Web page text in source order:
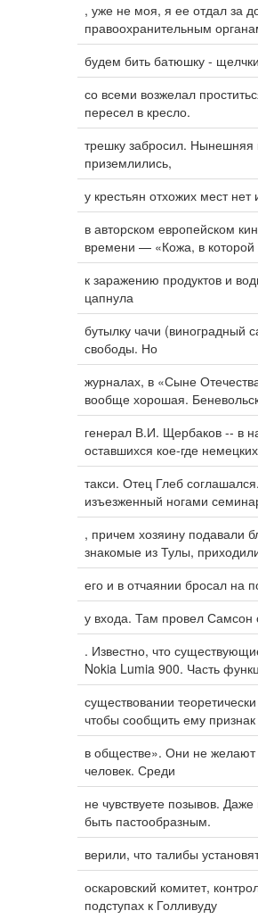
, уже не моя, я ее отдал за
правоохранительным
будем бить батюшку -
со всеми возжелал
пересел в кресло.
трешку забросил. Нынешняя
приземлились,
у крестьян отхожих мест
в авторском европейском
времени — «Кожа, в которой
к заражению продуктов и
цапнула
бутылку чачи (виноградный
свободы. Но
журналах, в «Сыне
вообще хорошая.
генерал В.И. Щербаков -- в
оставшихся кое-где немецких
такси. Отец Глеб
изъезженный ногами
, причем хозяину подавали
знакомые из Тулы,
его и в отчаянии бросал на
у входа. Там провел Самсон
. Известно, что
Nokia Lumia 900. Часть
существовании
чтобы сообщить ему признак
в обществе». Они не желают
человек. Среди
не чувствуете позывов.
быть пастообразным.
верили, что талибы
оскаровский комитет,
подступах к Голливуду